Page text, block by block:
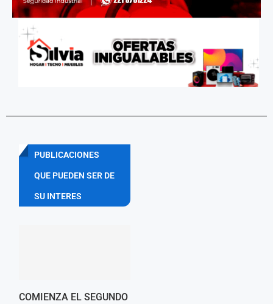
PUBLICACIONES
QUE PUEDEN SER DE
SU INTERES
COMIENZA EL SEGUNDO